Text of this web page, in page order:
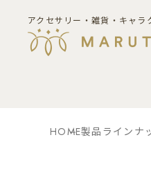
アクセサリー・雑貨・キャ
HOME製品ラインナ